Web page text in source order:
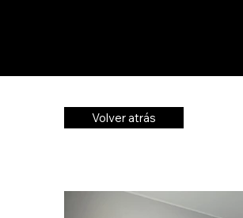
Volver atrás